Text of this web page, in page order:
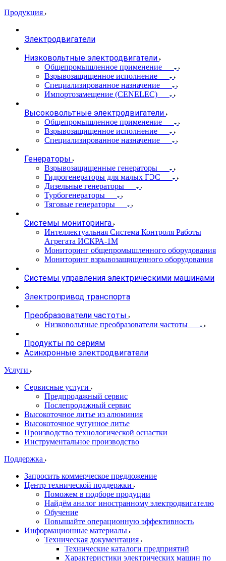
Продукция
Электродвигатели
Низковольтные электродвигатели
Общепромышленное применение
Взрывозащищенное исполнение
Специализированное назначение
Импортозамещение (CENELEC)
Высоковольтные электродвигатели
Общепромышленное применение
Взрывозащищенное исполнение
Специализированное назначение
Генераторы
Взрывозащищенные генераторы
Гидрогенераторы для малых ГЭС
Дизельные генераторы
Турбогенераторы
Тяговые генераторы
Системы мониторинга
Интеллектуальная Система Контроля Работы
Агрегата ИСКРА-1М
Мониторинг общепромышленного оборудования
Мониторинг взрывозащищенного оборудования
Системы управления электрическими машинами
Электропривод транспорта
Преобразователи частоты
Низковольтные преобразователи частоты
Продукты по сериям
Асинхронные электродвигатели
Услуги
Сервисные услуги
Предпродажный сервис
Послепродажный сервис
Высокоточное литье из алюминия
Высокоточное чугунное литье
Производство технологической оснастки
Инструментальное производство
Поддержка
Запросить коммерческое предложение
Центр технической поддержки
Поможем в подборе продуции
Найдём аналог иностранному электродвигателю
Обучение
Повышайте операционную эффективность
Информационные материалы
Техническая документация
Технические каталоги предприятий
Характеристики электрических машин по